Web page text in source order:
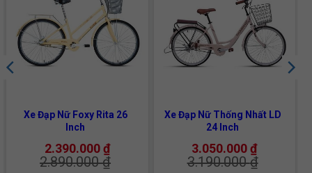
Xe Đạp Nữ Foxy Rita 26
Inch
2.390.000₫
2.890.000₫
Xe Đạp Nữ Thống Nhất LD
24 Inch
3.050.000₫
3.190.000₫